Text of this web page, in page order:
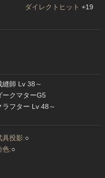
ダイレクトヒット +19
縫師 Lv 38～
ークマターG5
ラフター Lv 48～
具投影:○
色:○